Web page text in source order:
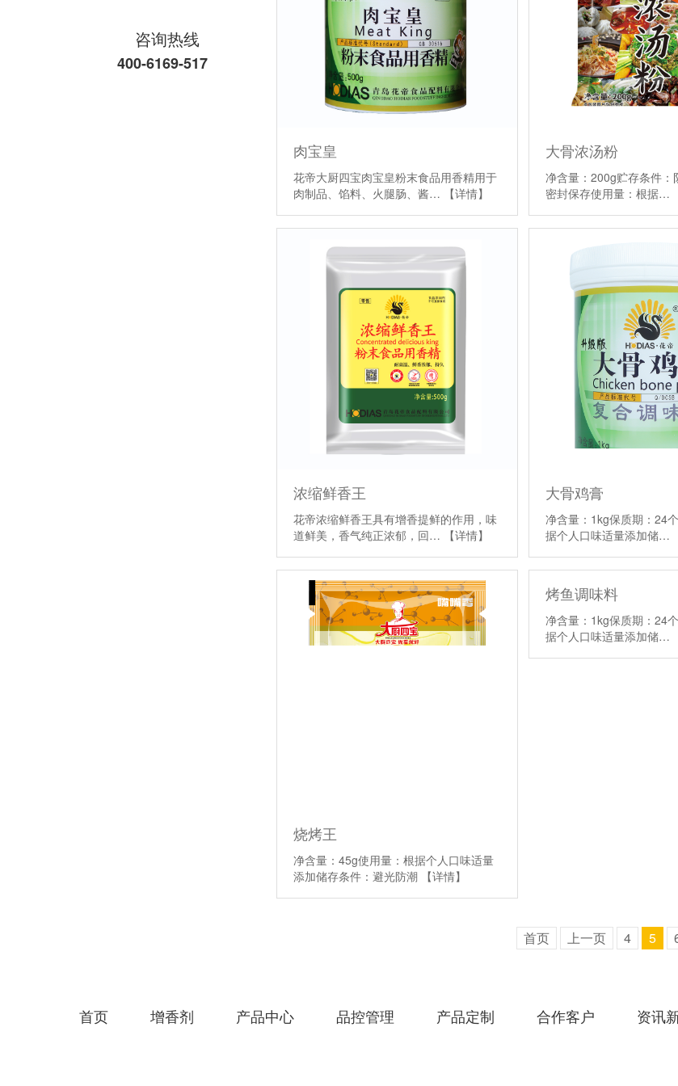
肉宝皇
花帝大厨四宝肉宝皇粉末食品用香精用于
肉制品、馅料、火腿肠、酱…
【详情】
大骨浓汤粉
净含量：200g贮存条件：
密封保存使用量：根据…
浓缩鲜香王
花帝浓缩鲜香王具有增香提鲜的作用，味
道鲜美，香气纯正浓郁，回…
【详情】
大骨鸡膏
净含量：1kg保质期：24
据个人口味适量添加储…
烧烤王
净含量：45g使用量：根据个人口味适量
添加储存条件：避光防潮 【详情】
烤鱼调味料
净含量：1kg保质期：24
据个人口味适量添加储…
首页 上一页 4 5
咨询热线
400-6169-517
首页 增香剂 产品中心 品控管理 产品定制 合作客户 资讯